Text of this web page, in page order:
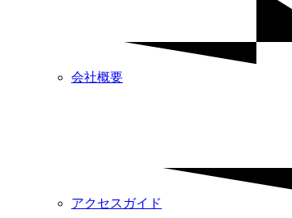
会社概要
アクセスガイド